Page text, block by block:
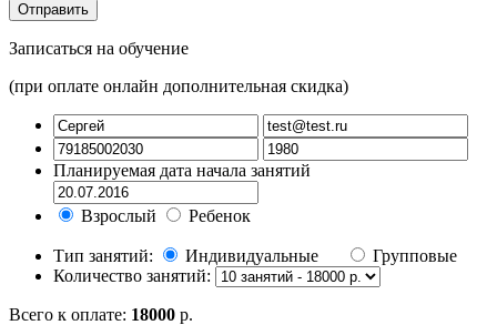
Записаться на обучение
(при оплате онлайн дополнительная скидка)
Планируемая дата начала занятий
Взрослый Ребенок
Тип занятий: Индивидуальные
Групповые
Количество занятий:
Всего к оплате: 18000 р.